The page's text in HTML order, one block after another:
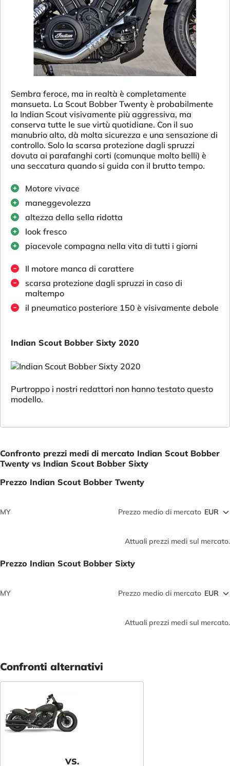
Sembra feroce, ma in realtà è completamente
mansueta. La Scout Bobber Twenty è probabilmente
la Indian Scout visivamente più aggressiva, ma
conserva tutte le sue virtù quotidiane. Con il suo
manubrio alto, dà molta sicurezza e una sensazione di
controllo. Solo la scarsa protezione dagli spruzzi
dovuta ai parafanghi corti (comunque molto belli) è
una seccatura quando si guida con il brutto tempo.
Motore vivace
maneggevolezza
altezza della sella ridotta
look fresco
piacevole compagna nella vita di tutti i giorni
Il motore manca di carattere
scarsa protezione dagli spruzzi in caso di
maltempo
il pneumatico posteriore 150 è visivamente debole
Indian Scout Bobber Sixty 2020
Purtroppo i nostri redattori non hanno testato questo
modello.
Confronto prezzi medi di mercato Indian Scout Bobber
Twenty vs Indian Scout Bobber Sixty
Prezzo Indian Scout Bobber Twenty
MY Prezzo medio di mercato
Attuali prezzi medi sul mercato.
Prezzo Indian Scout Bobber Sixty
MY Prezzo medio di mercato
Attuali prezzi medi sul mercato.
Confronti alternativi
VS.